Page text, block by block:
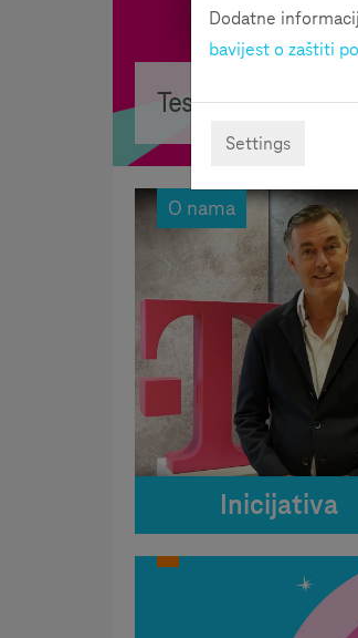
Test kompetencija
O nama
Inicijativa
Dodatne
bavijest o zaštiti
Settings